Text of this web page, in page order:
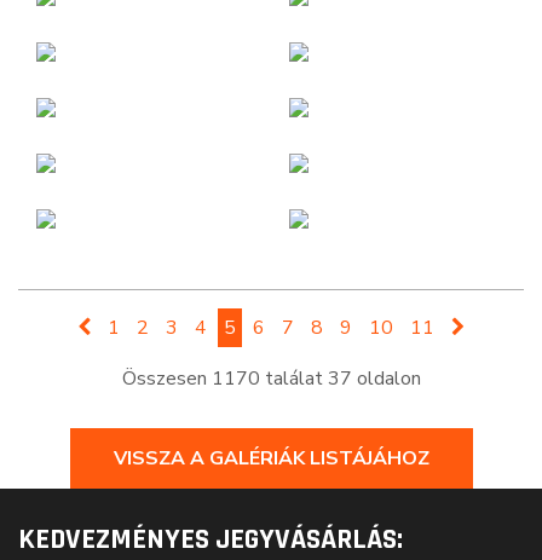
1 2 3 4 5 6 7 8 9 10
11
Összesen 1170 találat 37 oldalon
VISSZA A GALÉRIÁK LISTÁJÁHOZ
KEDVEZMÉNYES JEGYVÁSÁRLÁS: